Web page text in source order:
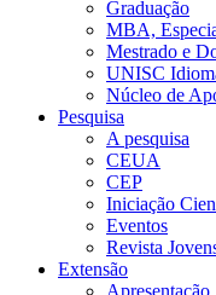
Graduação
MBA,
Mestrado e
UNISC
Núcleo de
Pesquisa
A pesquisa
CEUA
CEP
Iniciação
Eventos
Revista
Extensão